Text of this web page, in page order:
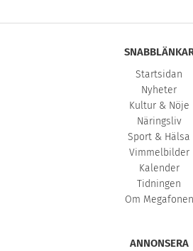
Startsidan
Nyheter
Kultur & Nöje
Näringsliv
Sport & Hälsa
Vimmelbilder
Kalender
Tidningen
Om Megafonen
ANNONSERA